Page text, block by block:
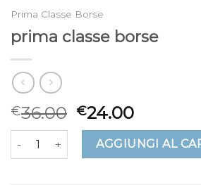
Prima Classe Borse
prima classe borse
€36.00 €24.00
prima classe borse quantità
AGGIUNGI AL